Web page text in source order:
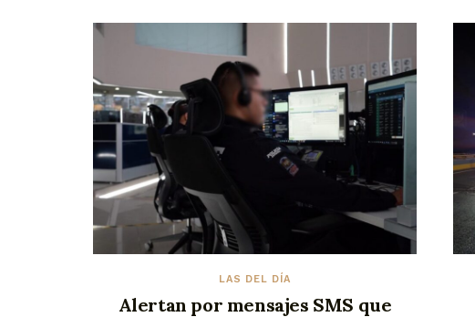
LAS DEL DÍA
Alertan por mensajes SMS que